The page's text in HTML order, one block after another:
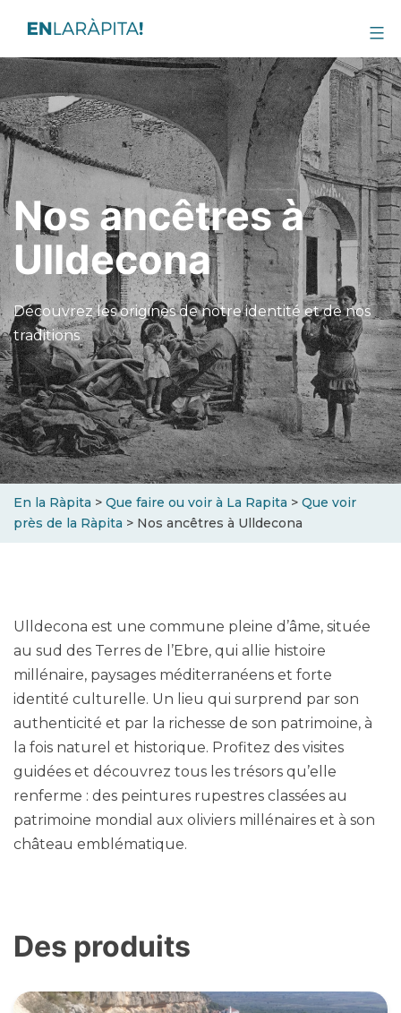
Nos ancêtres à
Ulldecona
Découvrez les origines de notre identité et de nos
traditions
En la Ràpita > Que faire ou voir à La Rapita > Que voir
près de la Ràpita > Nos ancêtres à Ulldecona
Ulldecona est une commune pleine d’âme, située
au sud des Terres de l’Ebre, qui allie histoire
millénaire, paysages méditerranéens et forte
identité culturelle. Un lieu qui surprend par son
authenticité et par la richesse de son patrimoine, à
la fois naturel et historique. Profitez des visites
guidées et découvrez tous les trésors qu’elle
renferme : des peintures rupestres classées au
patrimoine mondial aux oliviers millénaires et à son
château emblématique.
Des produits